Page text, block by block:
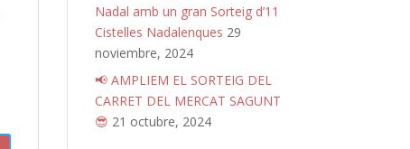
Nadal amb un gran Sorteig d’11
Cistelles Nadalenques 29
noviembre, 2024
📢 AMPLIEM EL SORTEIG DEL
CARRET DEL MERCAT SAGUNT
😎 21 octubre, 2024